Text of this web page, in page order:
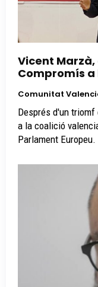
Vicent
Compromís a
Comunitat
Després d'un
a la coalició
Parlament Europeu.